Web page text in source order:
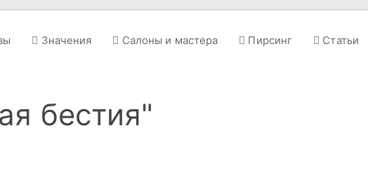
Значения Салоны и мастера Пирсинг Статьи
бестия"